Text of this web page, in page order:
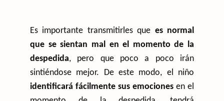
Es importante transmitirles que es normal
que se sientan mal en el momento de la
despedida, pero que poco a poco irán
sintiéndose mejor. De este modo, el niño
identificará fácilmente sus emociones en el